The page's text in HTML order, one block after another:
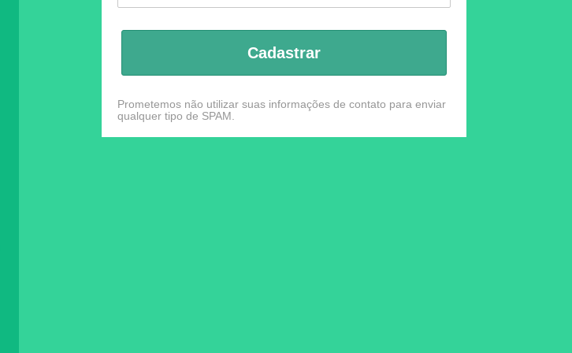
Cadastrar
Prometemos não utilizar suas informações de contato para enviar
qualquer tipo de SPAM.